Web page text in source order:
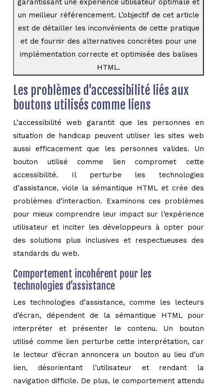
garantissant une expérience utilisateur optimale et
un meilleur référencement. L’objectif de cet article
est de détailler les inconvénients de cette pratique
et de fournir des alternatives concrètes pour une
implémentation correcte et optimisée des balises
HTML.
Les problèmes d’accessibilité liés aux
boutons utilisés comme liens
L’accessibilité web garantit que les personnes en
situation de handicap peuvent utiliser les sites web
aussi efficacement que les personnes valides. Un
bouton utilisé comme lien compromet cette
accessibilité. Il perturbe les technologies
d’assistance, viole la sémantique HTML et crée des
problèmes d’interaction. Examinons ces problèmes
pour mieux comprendre leur impact sur l’expérience
utilisateur et inciter les développeurs à opter pour
des solutions plus inclusives et respectueuses des
standards du web.
Comportement incohérent pour les
technologies d’assistance
Les technologies d’assistance, comme les lecteurs
d’écran, dépendent de la sémantique HTML pour
interpréter et présenter le contenu. Un bouton
utilisé comme lien perturbe cette interprétation, car
le lecteur d’écran annoncera un bouton au lieu d’un
lien, désorientant l’utilisateur et rendant la
navigation difficile. De plus, le comportement attendu